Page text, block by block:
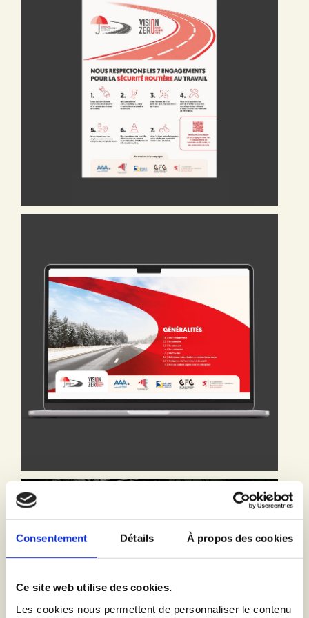
Consentement Détails À propos des cookies
Ce site web utilise des cookies.
Les cookies nous permettent de personnaliser le contenu
autour des 7 engagements, présentés de manière
pédagogique et visuelle, pour en faciliter l’appropriation
Création du logo et de l’identité graphique de la
campagne « Trajet »
Développement d’un concept visuel pour les 7
Réalisation des supports print et digitaux (affiches,
Conception d’une affiche d’adhésion personnalisable pour
en plusieurs langues
Impact
Une campagne claire et mobilisatrice qui renouvelle la
communication de l’AAA sur la sécurité routière, en
donnant aux entreprises et salariés des outils concrets
pour s’engager et adopter durablement les bons
comportements.